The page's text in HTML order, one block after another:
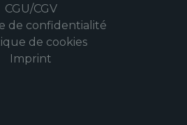
CGU/CGV
de confidentialité
de cookies
Imprint